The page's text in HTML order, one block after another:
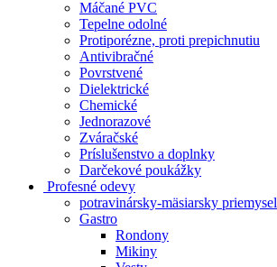
Máčané PVC
Tepelne odolné
Protiporézne, proti prepichnutiu
Antivibračné
Povrstvené
Dielektrické
Chemické
Jednorazové
Zváračské
Príslušenstvo a doplnky
Darčekové poukážky
Profesné odevy
potravinársky-mäsiarsky priemysel
Gastro
Rondony
Mikiny